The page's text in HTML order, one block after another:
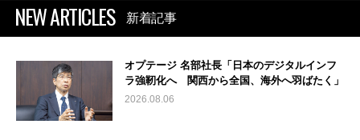
NEW ARTICLES 新着記事
オプテージ 名部社長「日本のデジタルインフ
ラ強靭化へ 関西から全国、海外へ羽ばたく」
2026.08.06